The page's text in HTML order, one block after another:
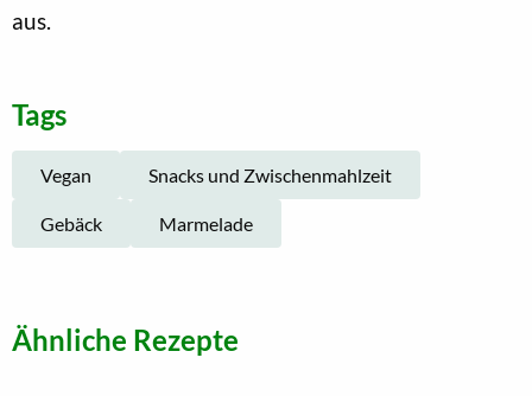
aus.
Tags
Vegan Snacks und Zwischenmahlzeit
Gebäck Marmelade
Ähnliche Rezepte